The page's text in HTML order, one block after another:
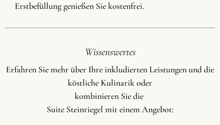
Erstbefüllung genießen Sie kostenfrei.
Wissenswertes
Erfahren Sie mehr über Ihre inkludierten Leistungen und die
köstliche Kulinarik oder
kombinieren Sie die
Suite Steinriegel mit einem Angebot: